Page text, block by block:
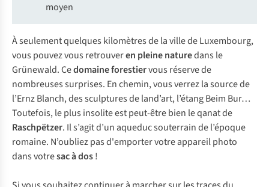
moyen
À seulement quelques kilomètres de la ville de Luxembourg,
vous pouvez vous retrouveren pleine naturedans le
Grünewald. Cedomaine forestiervous réserve de
nombreuses surprises. En chemin, vous verrez la source de
l’Ernz Blanch, des sculptures de land’art, l’étang Beim Bur…
Toutefois, le plus insolite est peut-être bien le qanat de
Raschpëtzer. Il s’agit d’un aqueduc souterrain de l’époque
romaine. N’oubliez pas d'emporter votre appareil photo
dans votresac à dos!